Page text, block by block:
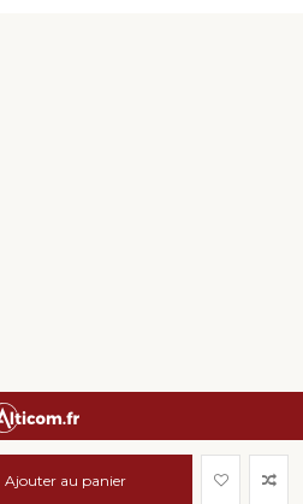
Ajouter au panier
Alticom.fr